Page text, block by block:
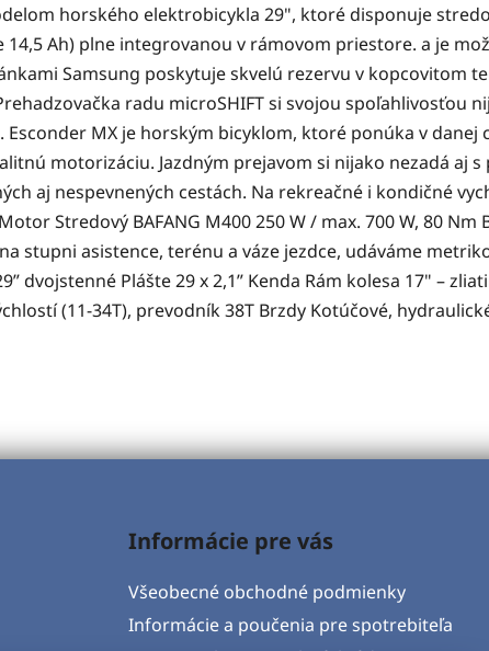
horského elektrobicykla 29", ktoré disponuje
Ah) plne integrovanou v rámovom priestore. a je
Samsung poskytuje skvelú rezervu v kopcovitom
radu microSHIFT si svojou spoľahlivosťou
MX je horským bicyklom, ktoré ponúka v danej
motorizáciu. Jazdným prejavom si nijako nezadá aj
aj nespevnených cestách. Na rekreačné i kondičné
Stredový BAFANG M400 250 W / max. 700 W, 80 Nm
stupni asistence, terénu a váze jezdce, udáváme
dvojstenné Plášte 29 x 2,1” Kenda Rám kolesa 17" –
(11-34T), prevodník 38T Brzdy Kotúčové,
Informácie pre vás
Všeobecné obchodné podmienky
Informácie a poučenia pre spotrebiteľa